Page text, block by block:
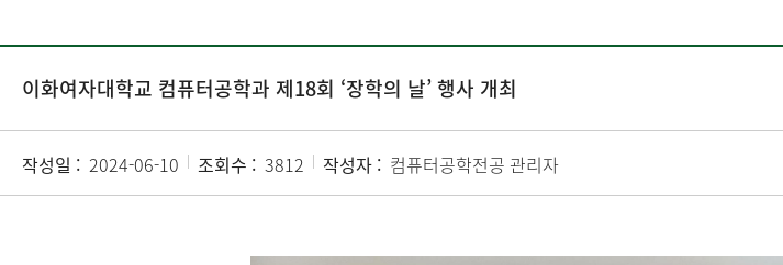
이화여자대학교 컴퓨터공학과 제18회 ‘장학의 날’ 행사 개최
작성일 : 2024-06-10 조회수 : 3812 작성자 : 컴퓨터공학전공 관리자